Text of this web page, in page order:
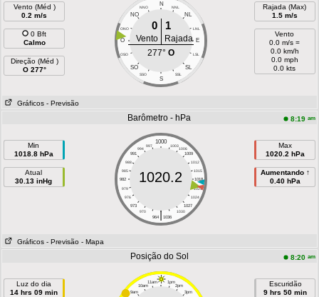
Vento (Méd )
0.2 m/s
0 Bft
Calmo
Direção (Méd )
O 277°
N
NNO NNL
NO NL
ONO LNL
O E
OSO LSL
SO SL
SSO SSL
S
0 1
Vento
Rajada
277° O
Rajada (Max)
1.5 m/s
Vento
0.0 m/s =
0.0 km/h
0.0 mph
0.0 kts
Gráficos - Previsão
Barômetro - hPa 8:19 am
Min
1018.8 hPa
Atual
30.13 inHg
1000
997 1003
994
1006
991
1009
988
1012
985
1015
982
1018
979
1021
976
1024
973
1027
970
1030
|
964 1036
1020.2
Max
1020.2 hPa
Aumentando ↑
0.40 hPa
Gráficos - Previsão - Mapa
Posição do Sol 8:20 am
Luz do dia
14 hrs 09 min
11am 1pm
10am 2pm
9am 3pm
Escuridão
9 hrs 50 min